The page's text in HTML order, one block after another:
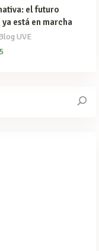
el futuro
está en marcha
UVE